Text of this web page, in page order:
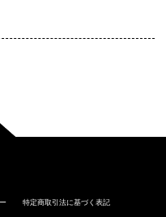
特定商取引法に基づく表記